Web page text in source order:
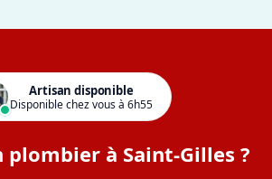
Artisan disponible
Disponible chez vous à 6h55
plombier à Saint-Gilles ?